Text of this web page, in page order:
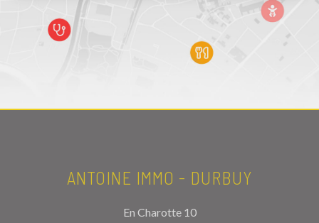
ANTOINE IMMO - DURBUY
En Charotte 10